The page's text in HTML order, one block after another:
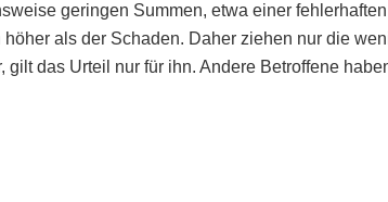
geringen Summen, etwa einer
als der Schaden. Daher ziehen nur die
gilt das Urteil nur für ihn. Andere Betroffene